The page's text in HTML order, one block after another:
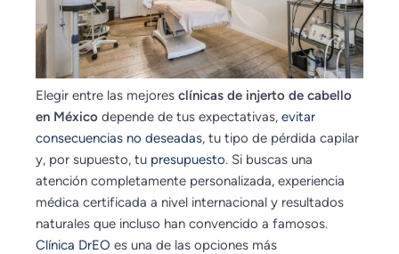
Elegir entre las mejores clínicas de injerto de cabello
en México depende de tus expectativas, evitar
consecuencias no deseadas, tu tipo de pérdida capilar
y, por supuesto, tu presupuesto. Si buscas una
atención completamente personalizada, experiencia
médica certificada a nivel internacional y resultados
naturales que incluso han convencido a famosos.
Clínica DrEO es una de las opciones más